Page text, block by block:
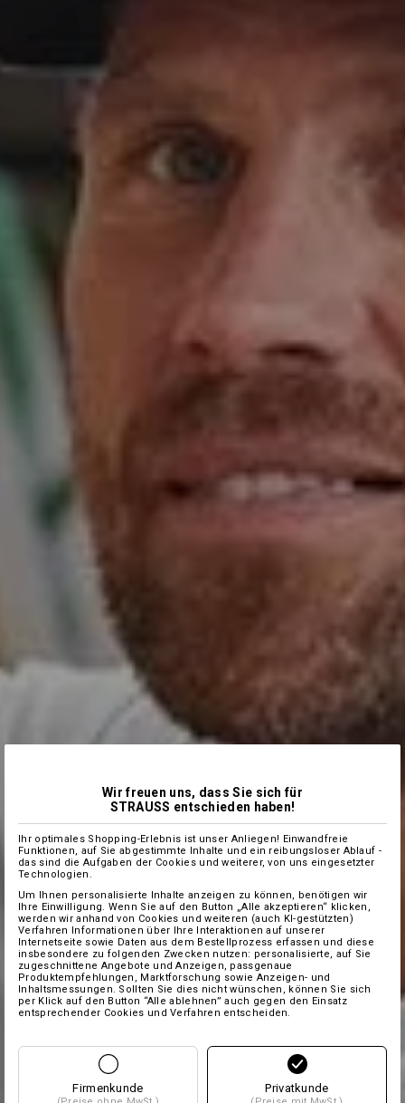
Wir freuen uns, dass Sie sich für
STRAUSS entschieden haben!
Ihr optimales Shopping-Erlebnis ist unser Anliegen! Einwandfreie
Funktionen, auf Sie abgestimmte Inhalte und ein reibungsloser Ablauf -
das sind die Aufgaben der Cookies und weiterer, von uns eingesetzter
Technologien.
Um Ihnen personalisierte Inhalte anzeigen zu können, benötigen wir
Ihre Einwilligung. Wenn Sie auf den Button „Alle akzeptieren“ klicken,
werden wir anhand von Cookies und weiteren (auch KI-gestützten)
Verfahren Informationen über Ihre Interaktionen auf unserer
Internetseite sowie Daten aus dem Bestellprozess erfassen und diese
insbesondere zu folgenden Zwecken nutzen: personalisierte, auf Sie
zugeschnittene Angebote und Anzeigen, passgenaue
Produktempfehlungen, Marktforschung sowie Anzeigen- und
Inhaltsmessungen. Sollten Sie dies nicht wünschen, können Sie sich
per Klick auf den Button “Alle ablehnen” auch gegen den Einsatz
entsprechender Cookies und Verfahren entscheiden.
Firmenkunde Privatkunde